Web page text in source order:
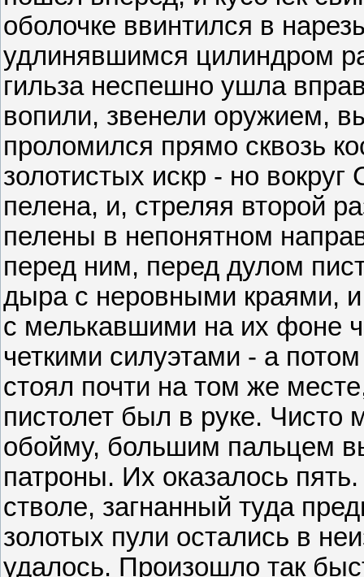
оболочке ввинтился в
удлинявшимся цилиндром
гильза неспешно ушла
вопили, звенели оружием,
проломился прямо сквозь
золотистых искр - но
пелена, и, стреляя второй
пелены в непонятном
перед ним, перед дулом
дыра с неровными краями,
с мелькавшими на их фоне
четкими силуэтами - а
стоял почти на том же
пистолет был в руке.
обойму, большим пальцем
патроны. Их оказалось
стволе, загнанный туда
золотых пули остались в
удалось. Произошло так